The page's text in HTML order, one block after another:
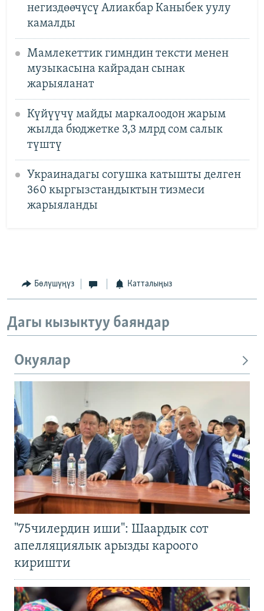
негиздөөчүсү Алиакбар Каныбек уулу
камалды
Мамлекеттик гимндин тексти менен
музыкасына кайрадан сынак
жарыяланат
Күйүүчү майды маркалоодон жарым
жылда бюджетке 3,3 млрд сом салык
түштү
Украинадагы согушка катышты делген
360 кыргызстандыктын тизмеси
жарыяланды
Бөлүшүңүз Катталыңыз
Дагы кызыктуу баяндар
Окуялар
"75чилердин иши": Шаардык сот
апелляциялык арызды кароого
киришти